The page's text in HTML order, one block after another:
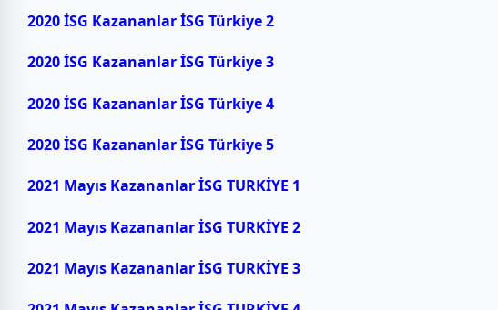
2020 İSG Kazananlar İSG Türkiye 2
2020 İSG Kazananlar İSG Türkiye 3
2020 İSG Kazananlar İSG Türkiye 4
2020 İSG Kazananlar İSG Türkiye 5
2021 Mayıs Kazananlar İSG TURKİYE 1
2021 Mayıs Kazananlar İSG TURKİYE 2
2021 Mayıs Kazananlar İSG TURKİYE 3